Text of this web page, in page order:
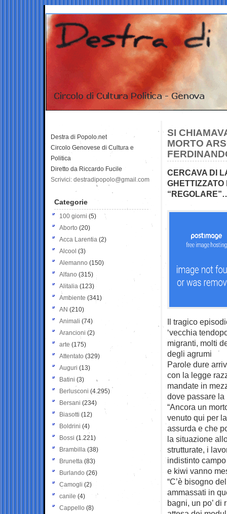
SI
MORTO
CERCAVA DI
Il tragico
‘vecchia
migranti, molti
degli agrumi
Parole dure
con la legge
mandate in
dove passare la
“Ancora un
venuto qui per
assurda e che
la situazione
strutturate, i
indistinto
e kiwi vanno
“C’è bisogno
ammassati in
bagni, un po’
Destra di Popolo.net
Circolo Genovese di Cultura e
Politica
Diretto da Riccardo Fucile
Scrivici: destradipopolo@gmail.com
Categorie
100 giorni (5)
Aborto (20)
Acca Larentia (2)
Alcool (3)
Alemanno (150)
Alfano (315)
Alitalia (123)
Ambiente (341)
AN (210)
Animali (74)
Arancioni (2)
arte (175)
Attentato (329)
Auguri (13)
Batini (3)
Berlusconi (4.295)
Bersani (234)
Biasotti (12)
Boldrini (4)
Bossi (1.221)
Brambilla (38)
Brunetta (83)
Burlando (26)
Camogli (2)
canile (4)
Cappello (8)